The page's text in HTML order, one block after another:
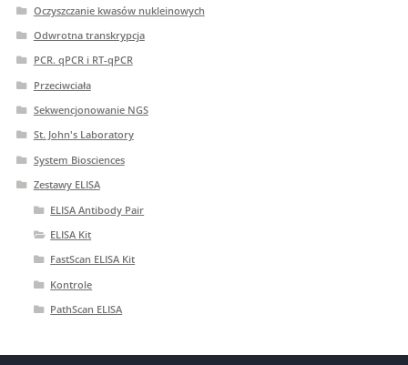
Oczyszczanie kwasów nukleinowych
Odwrotna transkrypcja
PCR. qPCR i RT-qPCR
Przeciwciała
Sekwencjonowanie NGS
St. John's Laboratory
System Biosciences
Zestawy ELISA
ELISA Antibody Pair
ELISA Kit
FastScan ELISA Kit
Kontrole
PathScan ELISA